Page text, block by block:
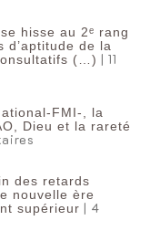
hisse au 2ᵉ rang
d’aptitude de la
(…) | 11
FMI-, la
Dieu et la rareté
des retards
nouvelle ère
supérieur | 4